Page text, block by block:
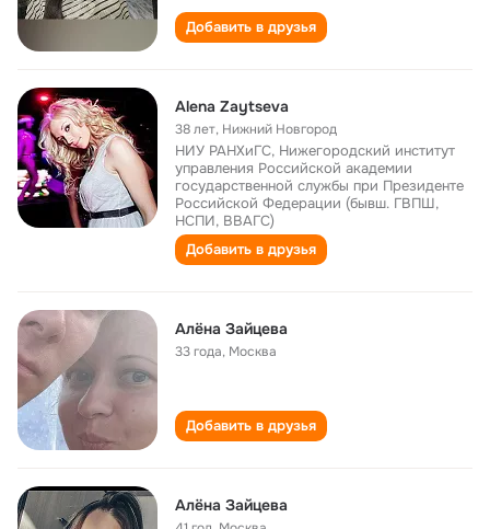
Добавить в друзья
Alena Zaytseva
38 лет, Нижний Новгород
НИУ РАНХиГС, Нижегородский институт
управления Российской академии
государственной службы при Президенте
Российской Федерации (бывш. ГВПШ,
НСПИ, ВВАГС)
Добавить в друзья
Алёна Зайцева
33 года, Москва
Добавить в друзья
Алёна Зайцева